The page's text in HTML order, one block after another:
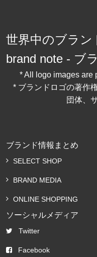
世界中のブラン
brand note - ブ
* All logo images are
* ブランドロゴの著作
団体、
ブランド情報まとめ
SELECT SHOP
BRAND MEDIA
ONLINE SHOPPING
ソーシャルメディア
Twitter
Facebook